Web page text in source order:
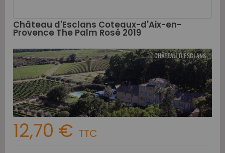
Château d'Esclans Coteaux-d'Aix-en-
Provence The Palm Rosé 2019
12,70 € TTC